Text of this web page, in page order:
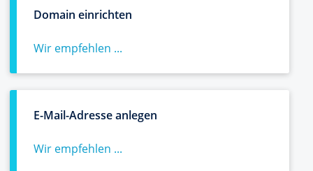
Domain einrichten
Wir empfehlen ...
E-Mail-Adresse anlegen
Wir empfehlen ...